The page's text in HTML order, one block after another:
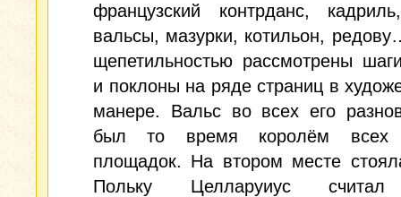
французский контрданс,
вальсы, мазурки, котильон,
щепетильностью рассмотрены
и поклоны на ряде страниц в
манере. Вальс во всех его
был то время королём всех
площадок. На втором месте
Польку Целларуиус